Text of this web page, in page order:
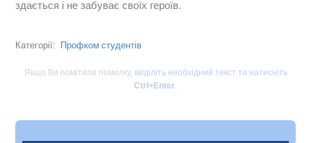
здається і не забуває своїх героїв.
Категорії: Профком студентів
Якщо Ви помітили помилку, виділіть необхідний текст та натисніть
Ctrl+Enter